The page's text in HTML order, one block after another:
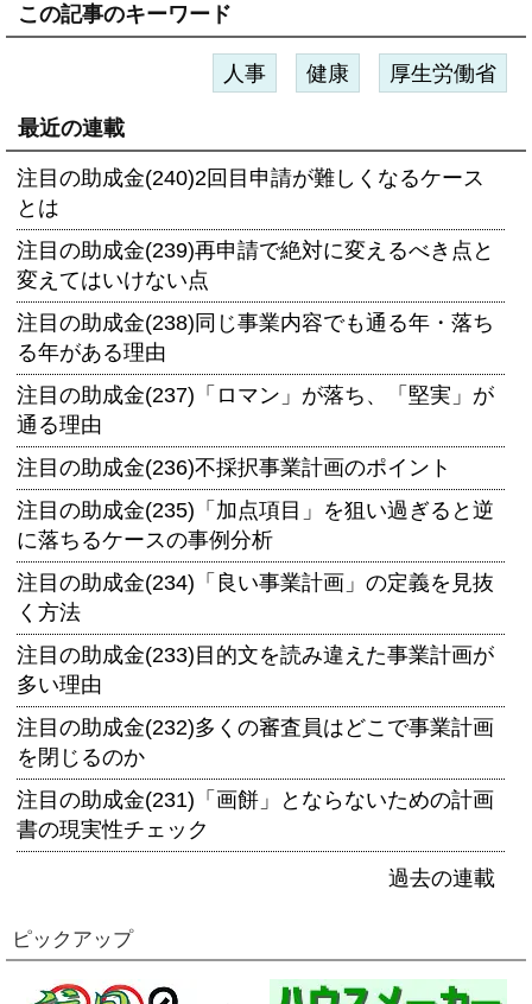
この記事のキーワード
人事 健康 厚生労働省
最近の連載
注目の助成金(240)2回目申請が難しくなるケース
とは
注目の助成金(239)再申請で絶対に変えるべき点と
変えてはいけない点
注目の助成金(238)同じ事業内容でも通る年・落ち
る年がある理由
注目の助成金(237)「ロマン」が落ち、「堅実」が
通る理由
注目の助成金(236)不採択事業計画のポイント
注目の助成金(235)「加点項目」を狙い過ぎると逆
に落ちるケースの事例分析
注目の助成金(234)「良い事業計画」の定義を見抜
く方法
注目の助成金(233)目的文を読み違えた事業計画が
多い理由
注目の助成金(232)多くの審査員はどこで事業計画
を閉じるのか
注目の助成金(231)「画餅」とならないための計画
書の現実性チェック
過去の連載
ピックアップ